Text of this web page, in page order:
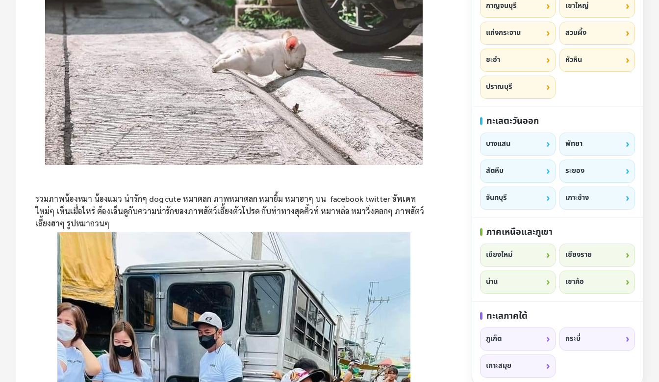
รวมภาพน้องหมา น้องแมว น่ารักๆ dog cute หมาตลก ภาพหมาตลก หมายิ้ม หมาฮาๆ บน facebook twitter อัพเดท
ใหม่ๆ เห็นเมื่อไหร่ ต้องเอ็นดูกับความน่ารักของภาพสัตว์เลี้ยงตัวโปรด กับท่าทางสุดคิ้วท์ หมาหล่อ หมาวิ่งตลกๆ ภาพสัตว์
เลี้ยงฮาๆ รูปหมากวนๆ
กาญจนบุรี เขาใหญ่
แก่งกระจาน สวนผึ้ง
ชะอำ หัวหิน
ปราณบุรี
ทะเลตะวันออก
บางแสน พัทยา
สัตหีบ ระยอง
จันทบุรี เกาะช้าง
ภาคเหนือและภูเขา
เชียงใหม่ เชียงราย
น่าน เขาค้อ
ทะเลภาคใต้
ภูเก็ต กระบี่
เกาะสมุย